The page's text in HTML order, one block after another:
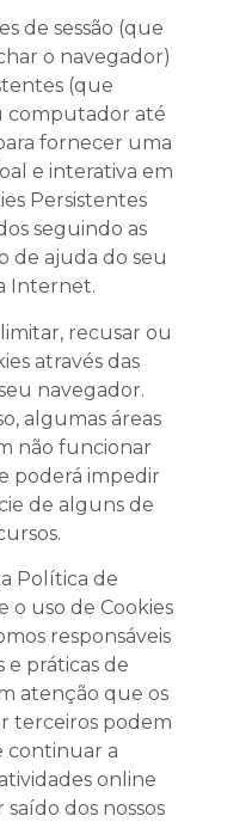
de sessão (que
o navegador)
(que
computador até
fornecer uma
e interativa em
Persistentes
seguindo as
de ajuda do seu
Internet.
recusar ou
através das
navegador.
algumas áreas
não funcionar
poderá impedir
de alguns de
Política de
o uso de Cookies
responsáveis
e práticas de
atenção que os
terceiros podem
a
online
dos nossos